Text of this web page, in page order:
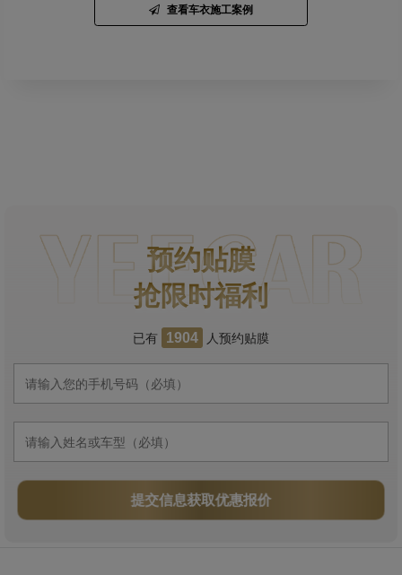
查看车衣施工案例
预约贴膜
抢限时福利
已有 1904 人预约贴膜
提交信息获取优惠报价